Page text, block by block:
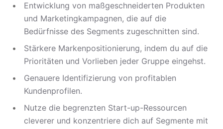
Entwicklung von maßgeschneiderten Produkten
und Marketingkampagnen, die auf die
Bedürfnisse des Segments zugeschnitten sind.
Stärkere Markenpositionierung, indem du auf die
Prioritäten und Vorlieben jeder Gruppe eingehst.
Genauere Identifizierung von profitablen
Kundenprofilen.
Nutze die begrenzten Start-up-Ressourcen
cleverer und konzentriere dich auf Segmente mit